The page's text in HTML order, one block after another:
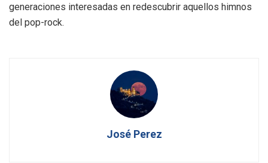
generaciones interesadas en redescubrir aquellos himnos
del pop-rock.
José Perez